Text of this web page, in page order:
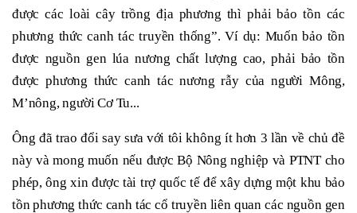
được các loài cây trồng địa phương thì phải bảo tồn các
phương thức canh tác truyền thống”. Ví dụ: Muốn bảo tồn
được nguồn gen lúa nương chất lượng cao, phải bảo tồn
được phương thức canh tác nương rẫy của người Mông,
M’nông, người Cơ Tu...
Ông đã trao đổi say sưa với tôi không ít hơn 3 lần về chủ đề
này và mong muốn nếu được Bộ Nông nghiệp và PTNT cho
phép, ông xin được tài trợ quốc tế để xây dựng một khu bảo
tồn phương thức canh tác cổ truyền liên quan các nguồn gen